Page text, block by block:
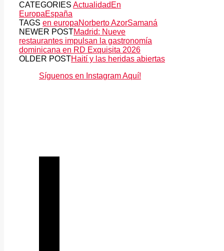
CATEGORIES Actualidad En
EuropaEspaña
TAGS en europaNorberto AzorSamaná
NEWER POSTMadrid: Nueve
restaurantes impulsan la gastronomía
dominicana en RD Exquisita 2026
OLDER POSTHaití y las heridas abiertas
Síguenos en Instagram Aquí!